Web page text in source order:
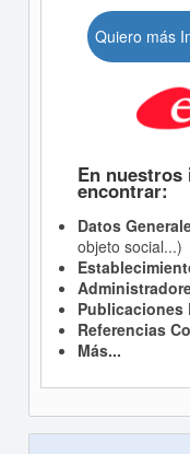
Quiero más
En
encontrar:
Datos
objeto social...)
Publicaciones
Referencias
Más...